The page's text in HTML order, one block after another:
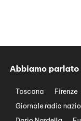
Abbiamo parlato
Toscana Firenze
Giornale radio